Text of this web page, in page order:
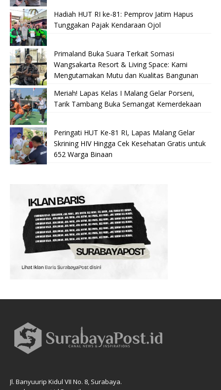
Hadiah HUT RI ke-81: Pemprov Jatim Hapus
Tunggakan Pajak Kendaraan Ojol
Primaland Buka Suara Terkait Somasi
Wangsakarta Resort & Living Space: Kami
Mengutamakan Mutu dan Kualitas Bangunan
Meriah! Lapas Kelas I Malang Gelar Porseni,
Tarik Tambang Buka Semangat Kemerdekaan
Peringati HUT Ke-81 RI, Lapas Malang Gelar
Skrining HIV Hingga Cek Kesehatan Gratis untuk
652 Warga Binaan
Jl. Banyuurip Kidul VII No. 8, Surabaya.